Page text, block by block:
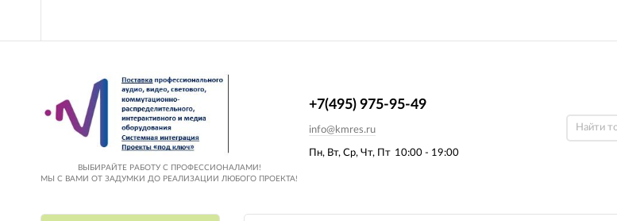
ВЫБИРАЙТЕ РАБОТУ С ПРОФЕССИОНАЛАМИ!
МЫ С ВАМИ ОТ ЗАДУМКИ ДО РЕАЛИЗАЦИИ ЛЮБОГО ПРОЕКТА!
Пн, Вт, Ср, Чт, Пт 10:00 - 19:00
+7(495) 975-95-49
info@kmres.ru